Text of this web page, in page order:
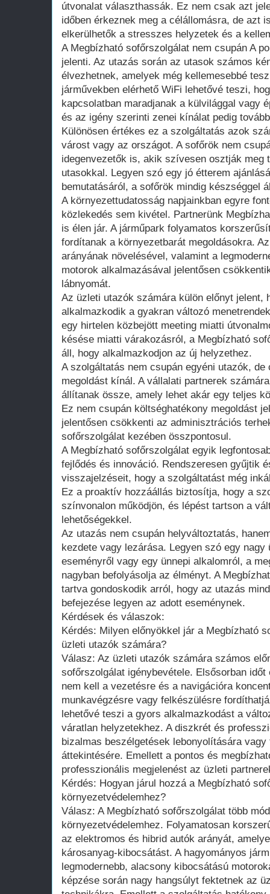
útvonalat választhassák. Ez nem csak azt
időben érkeznek meg a célállomásra, de azt
elkerülhetők a stresszes helyzetek és a
A Megbízható sofőrszolgálat nem csupán A
jelenti. Az utazás során az utasok számos
élvezhetnek, amelyek még kellemesebbé
járművekben elérhető WiFi lehetővé teszi,
kapcsolatban maradjanak a külvilággal vagy
és az igény szerinti zenei kínálat pedig
Különösen értékes ez a szolgáltatás azok
várost vagy az országot. A sofőrök nem
idegenvezetők is, akik szívesen osztják meg
utasokkal. Legyen szó egy jó étterem
bemutatásáról, a sofőrök mindig készséggel
A környezettudatosság napjainkban egyre
közlekedés sem kivétel. Partnerünk
is élen jár. A járműpark folyamatos
fordítanak a környezetbarát megoldásokra.
arányának növelésével, valamint a
motorok alkalmazásával jelentősen
lábnyomát.
Az üzleti utazók számára külön előnyt jelent,
alkalmazkodik a gyakran változó
egy hirtelen közbejött meeting miatti
késése miatti várakozásról, a Megbízható
áll, hogy alkalmazkodjon az új helyzethez.
A szolgáltatás nem csupán egyéni utazók,
megoldást kínál. A vállalati partnerek
állítanak össze, amely lehet akár egy teljes
Ez nem csupán költséghatékony megoldást
jelentősen csökkenti az adminisztrációs
sofőrszolgálat kezében összpontosul.
A Megbízható sofőrszolgálat egyik
fejlődés és innováció. Rendszeresen gyűjtik
visszajelzéseit, hogy a szolgáltatást még
Ez a proaktív hozzáállás biztosítja, hogy a
színvonalon működjön, és lépést tartson a
lehetőségekkel.
Az utazás nem csupán helyváltoztatás,
kezdete vagy lezárása. Legyen szó egy
eseményről vagy egy ünnepi alkalomról, a
nagyban befolyásolja az élményt. A
tartva gondoskodik arról, hogy az utazás
befejezése legyen az adott eseménynek.
Kérdések és válaszok:
Kérdés: Milyen előnyökkel jár a Megbízható
üzleti utazók számára?
Válasz: Az üzleti utazók számára számos
sofőrszolgálat igénybevétele. Elsősorban
nem kell a vezetésre és a navigációra
munkavégzésre vagy felkészülésre
lehetővé teszi a gyors alkalmazkodást a
váratlan helyzetekhez. A diszkrét és
bizalmas beszélgetések lebonyolítására
áttekintésére. Emellett a pontos és
professzionális megjelenést az üzleti
Kérdés: Hogyan járul hozzá a Megbízható
környezetvédelemhez?
Válasz: A Megbízható sofőrszolgálat több
környezetvédelemhez. Folyamatosan
az elektromos és hibrid autók arányát,
károsanyag-kibocsátást. A hagyományos
legmodernebb, alacsony kibocsátású
képzése során nagy hangsúlyt fektetnek az